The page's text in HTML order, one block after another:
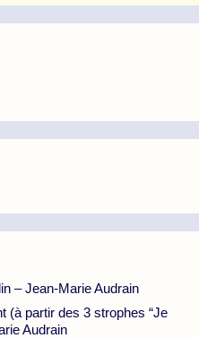
– Jean-Marie Audrain
(à partir des 3 strophes “Je
Audrain